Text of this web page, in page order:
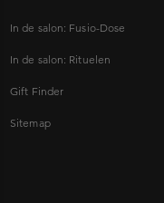
In de salon: Fusio-Dose
In de salon: Rituelen
Gift Finder
Sitemap